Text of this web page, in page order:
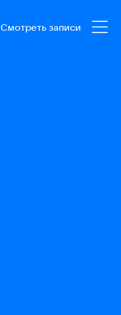
Смотреть записи